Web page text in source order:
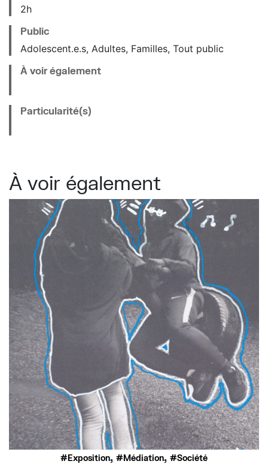
2h
Public
Adolescent.e.s, Adultes, Familles, Tout public
À voir également
Particularité(s)
À voir également
Exposition, Médiation, Société